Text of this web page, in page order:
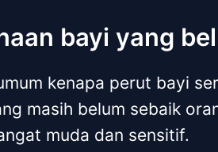
bayi yang
kenapa perut bayi
masih belum sebaik
muda dan sensitif.